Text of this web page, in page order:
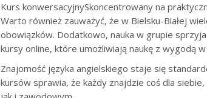
Kurs konwersacyjnySkoncentrowany na
Warto również zauważyć, że w Bielsku-Białej
obowiązków. Dodatkowo, nauka w grupie
kursy online, które umożliwiają naukę z wygodą
Znajomość języka angielskiego staje się
kursów sprawia, że każdy znajdzie coś dla